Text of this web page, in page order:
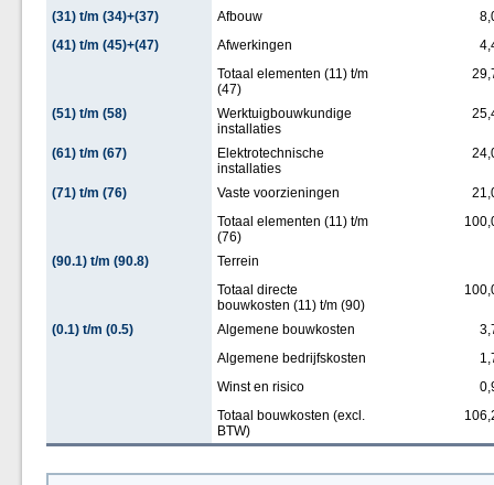
(31) t/m (34)+(37) Afbouw
(41) t/m (45)+(47)
Afwerkingen
Totaal elementen (11) t/m
(47)
(51) t/m (58)
Werktuigbouwkundige
installaties
(61) t/m (67)
Elektrotechnische
installaties
(71) t/m (76) Vaste voorzieningen
Totaal elementen (11) t/m
(76)
(90.1) t/m (90.8)
Terrein
Totaal directe
bouwkosten (11) t/m (90)
(0.1) t/m (0.5) Algemene bouwkosten
Algemene bedrijfskosten
Winst en risico
Totaal bouwkosten (excl.
BTW)